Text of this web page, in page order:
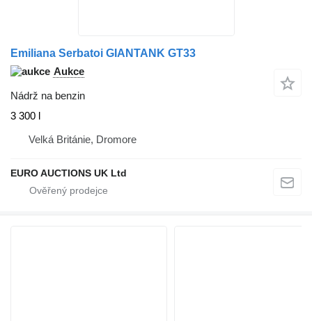
Emiliana Serbatoi GIANTANK GT33
Aukce
Nádrž na benzin
3 300 l
Velká Británie, Dromore
EURO AUCTIONS UK Ltd